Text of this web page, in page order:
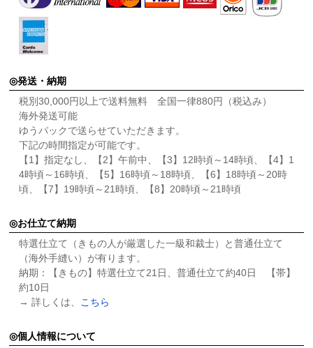
発送・納期
税別30,000円以上で送料無料 全国一律880円（税込み）
海外発送可能
ゆうパックで送らせていただきます。
下記の時間指定が可能です。
【1】指定なし、【2】午前中、【3】12時頃～14時頃、【4】1
4時頃～16時頃、【5】16時頃～18時頃、【6】18時頃～20時
頃、【7】19時頃～21時頃、【8】20時頃～21時頃
お仕立て納期
特選仕立て（きもの人が厳選した一級和裁士）と普通仕立て
（海外手縫い）が有ります。
納期：【きもの】特選仕立て21日、普通仕立て約40日 【帯】
約10日
→ 詳しくは、
こちら
個人情報について